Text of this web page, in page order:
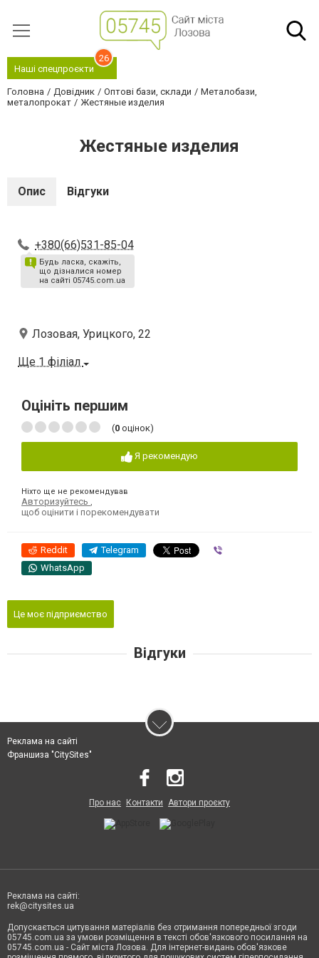
Наші спецпроєкти
26
Головна Довідник Оптові бази, склади
Металобази,
металопрокат
Жестяные изделия
Жестяные изделия
Опис Відгуки
+380(66)531-85-04
Будь ласка, скажіть,
що дізналися номер
на сайті 05745.com.ua
Лозовая, Урицкого, 22
Ще 1 філіал
Оцініть першим
(0 оцінок)
Я рекомендую
Ніхто ще не рекомендував
Авторизуйтесь
щоб оцінити і порекомендувати
Reddit Telegram
WhatsApp
Це моє підприємство
Відгуки
Реклама на сайті
Франшиза "CitySites"
Про нас Контакти Автори проєкту
Реклама на сайті:
rek@citysites.ua
Допускається цитування матеріалів без отримання попередньої згоди
05745.com.ua за умови розміщення в тексті обов'язкового посилання на
05745.com.ua - Сайт міста Лозова. Для інтернет-видань обов'язкове